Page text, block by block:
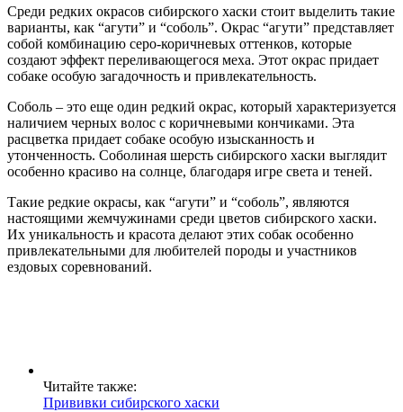
Среди редких окрасов сибирского хаски стоит выделить такие
варианты, как “агути” и “соболь”. Окрас “агути” представляет
собой комбинацию серо-коричневых оттенков, которые
создают эффект переливающегося меха. Этот окрас придает
собаке особую загадочность и привлекательность.
Соболь – это еще один редкий окрас, который характеризуется
наличием черных волос с коричневыми кончиками. Эта
расцветка придает собаке особую изысканность и
утонченность. Соболиная шерсть сибирского хаски выглядит
особенно красиво на солнце, благодаря игре света и теней.
Такие редкие окрасы, как “агути” и “соболь”, являются
настоящими жемчужинами среди цветов сибирского хаски.
Их уникальность и красота делают этих собак особенно
привлекательными для любителей породы и участников
ездовых соревнований.
Читайте также:
Прививки сибирского хаски